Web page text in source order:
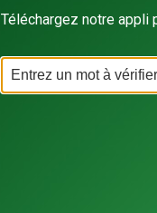
Téléchargez notre appli